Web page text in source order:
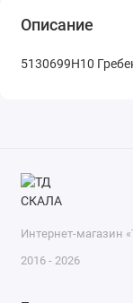
Описание
5130699H10
Интернет-магазин
2016 - 2026